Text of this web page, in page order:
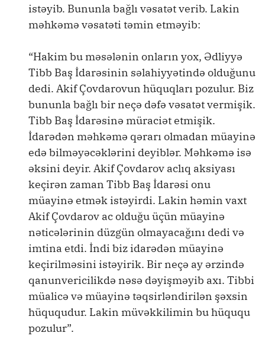
istəyib. Bununla bağlı vəsatət verib. Lakin
məhkəmə vəsatəti təmin etməyib:
“Hakim bu məsələnin onların yox, Ədliyyə
Tibb Baş İdarəsinin səlahiyyətində olduğunu
dedi. Akif Çovdarovun hüquqları pozulur. Biz
bununla bağlı bir neçə dəfə vəsatət vermişik.
Tibb Baş İdarəsinə müraciət etmişik.
İdarədən məhkəmə qərarı olmadan müayinə
edə bilməyəcəklərini deyiblər. Məhkəmə isə
əksini deyir. Akif Çovdarov aclıq aksiyası
keçirən zaman Tibb Baş İdarəsi onu
müayinə etmək istəyirdi. Lakin həmin vaxt
Akif Çovdarov ac olduğu üçün müayinə
nəticələrinin düzgün olmayacağını dedi və
imtina etdi. İndi biz idarədən müayinə
keçirilməsini istəyirik. Bir neçə ay ərzində
qanunvericilikdə nəsə dəyişməyib axı. Tibbi
müalicə və müayinə təqsirləndirilən şəxsin
hüququdur. Lakin müvəkkilimin bu hüququ
pozulur”.